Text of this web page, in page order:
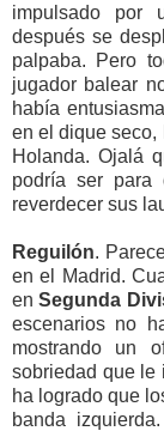
impulsado por
después se
palpaba. Pero
jugador balear
había
en el dique seco,
Holanda. Ojalá
podría ser para
reverdecer sus
Reguilón.
en el Madrid.
enSegunda
escenarios no
mostrando un
sobriedad que le
ha logrado que
banda